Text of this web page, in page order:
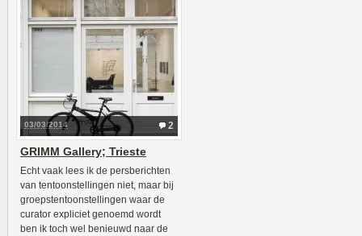
2
03/03/2014
GRIMM Gallery; Trieste
Echt vaak lees ik de persberichten
van tentoonstellingen niet, maar bij
groepstentoonstellingen waar de
curator expliciet genoemd wordt
ben ik toch wel benieuwd naar de